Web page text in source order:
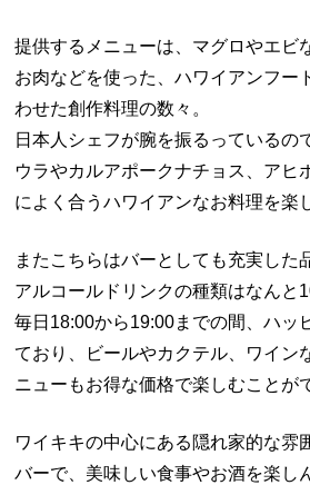
提供するメニューは、マグロやエビ
お肉などを使った、ハワイアンフー
わせた創作料理の数々。
日本人シェフが腕を振るっているの
ウラやカルアポークナチョス、アヒ
によく合うハワイアンなお料理を楽
またこちらはバーとしても充実した
アルコールドリンクの種類はなんと
毎日18:00から19:00までの間、ハッ
ており、ビールやカクテル、ワイン
ニューもお得な価格で楽しむことが
ワイキキの中心にある隠れ家的な雰
バーで、美味しい食事やお酒を楽し